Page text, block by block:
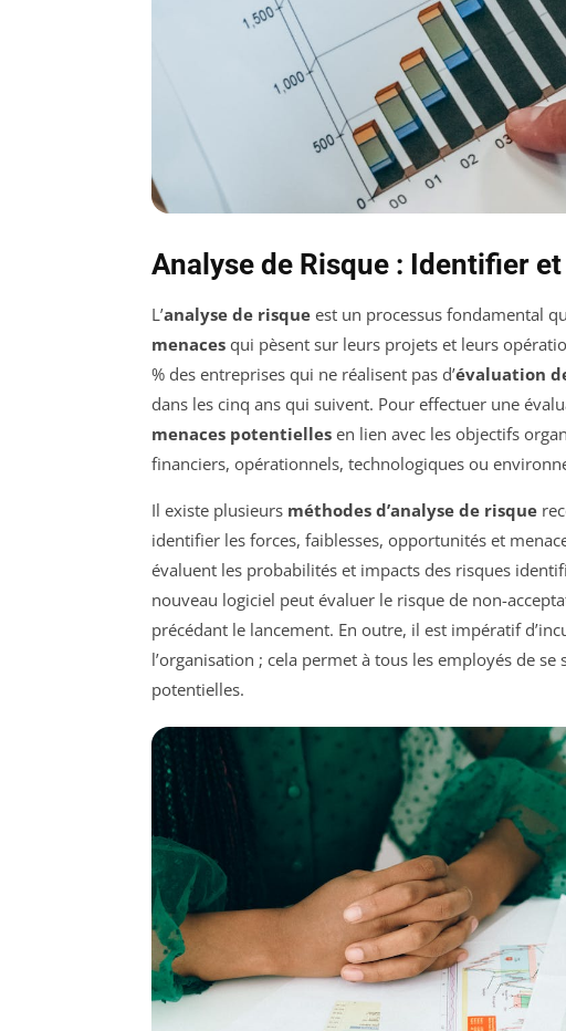
Analyse de Risque : Identifier
L’analyse de risque est un processus fondamental
menaces qui pèsent sur leurs projets et leurs
% des entreprises qui ne réalisent pas d’évaluation
dans les cinq ans qui suivent. Pour effectuer une
menaces potentielles en lien avec les objectifs
financiers, opérationnels, technologiques ou
Il existe plusieurs méthodes d’analyse de risque
identifier les forces, faiblesses, opportunités et
évaluent les probabilités et impacts des risques
nouveau logiciel peut évaluer le risque de non-
précédant le lancement. En outre, il est impératif
l’organisation ; cela permet à tous les employés de
potentielles.